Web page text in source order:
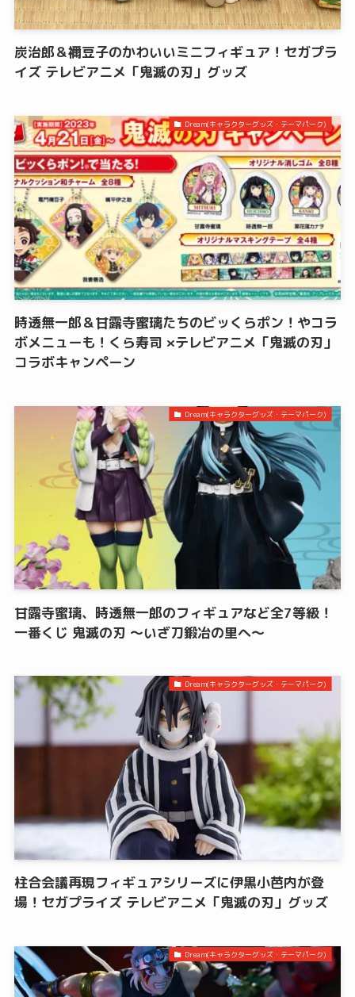
炭治郎＆禰豆子のかわいいミニフィギュア！セガプラ
イズ テレビアニメ「鬼滅の刃」グッズ
Dream(キャラクターグッズ・テーマパーク)
時透無一郎＆甘露寺蜜璃たちのビッくらポン！やコラ
ボメニューも！くら寿司 ×テレビアニメ「鬼滅の刃」
コラボキャンペーン
Dream(キャラクターグッズ・テーマパーク)
甘露寺蜜璃、時透無一郎のフィギュアなど全7等級！
一番くじ 鬼滅の刃 ～いざ刀鍛冶の里へ～
Dream(キャラクターグッズ・テーマパーク)
柱合会議再現フィギュアシリーズに伊黒小芭内が登
場！セガプライズ テレビアニメ「鬼滅の刃」グッズ
Dream(キャラクターグッズ・テーマパーク)